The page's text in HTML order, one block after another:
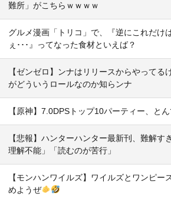
難所」がこちらｗｗｗｗ
グルメ漫画「トリコ」で、『逆にこれだけ
ぇ･･･』ってなった食材といえば？
【ゼンゼロ】ンナはリリースからやってる
がどういうロールなのか知らンナ
【原神】7.0DPSトップ10パーティー、と
【悲報】ハンターハンター最新刊、難解す
理解不能」「読むのが苦行」
【モンハンワイルズ】ワイルズとワンピー
めようぜ